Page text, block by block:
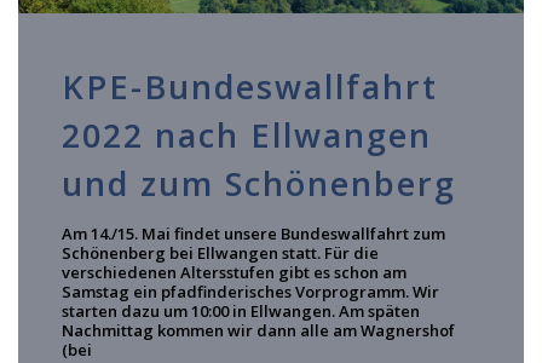
KPE-Bundeswallfahrt
2022 nach Ellwangen
und zum Schönenberg
Am 14./15. Mai findet unsere Bundeswallfahrt zum
Schönenberg bei Ellwangen statt. Für die
verschiedenen Altersstufen gibt es schon am
Samstag ein pfadfinderisches Vorprogramm. Wir
starten dazu um 10:00 in Ellwangen. Am späten
Nachmittag kommen wir dann alle am Wagnershof
(bei